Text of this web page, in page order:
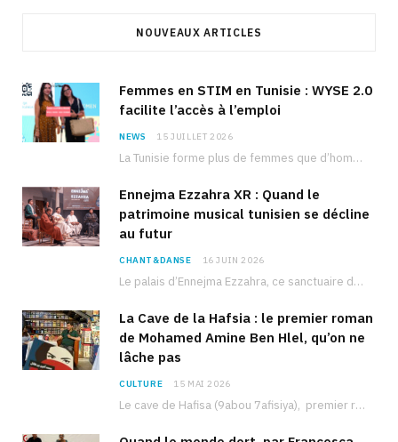
NOUVEAUX ARTICLES
Femmes en STIM en Tunisie : WYSE 2.0
facilite l’accès à l’emploi
NEWS 15 JUILLET 2026
La Tunisie forme plus de femmes que d’hommes dans les filières scientifiques. Pourtant, pour beaucoup…
Ennejma Ezzahra XR : Quand le
patrimoine musical tunisien se décline
au futur
CHANT&DANSE 16 JUIN 2026
Le palais d’Ennejma Ezzahra, ce sanctuaire de la musique tunisienne et méditerranéenne construit par le…
La Cave de la Hafsia : le premier roman
de Mohamed Amine Ben Hlel, qu’on ne
lâche pas
CULTURE 15 MAI 2026
Le cave de Hafisa (9abou 7afisiya), premier roman du journaliste tunisien Mohamed Amine Ben Hlel,…